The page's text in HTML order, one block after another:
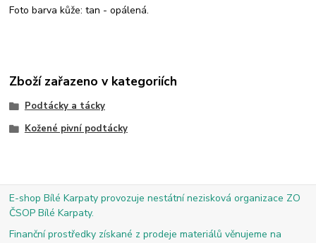
Foto barva kůže: tan - opálená.
Zboží zařazeno v kategoriích
Podtácky a tácky
Kožené pivní podtácky
E-shop Bílé Karpaty provozuje nestátní nezisková organizace ZO
ČSOP Bílé Karpaty.
Finanční prostředky získané z prodeje materiálů věnujeme na